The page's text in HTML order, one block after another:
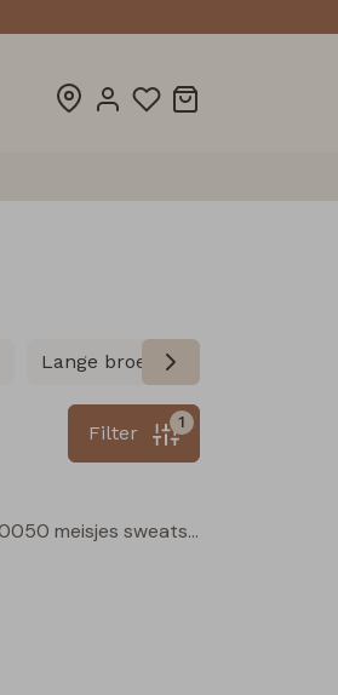
Lange broeken
1
Filter
3310406 W20050 meisjes sweatshirt Cerise